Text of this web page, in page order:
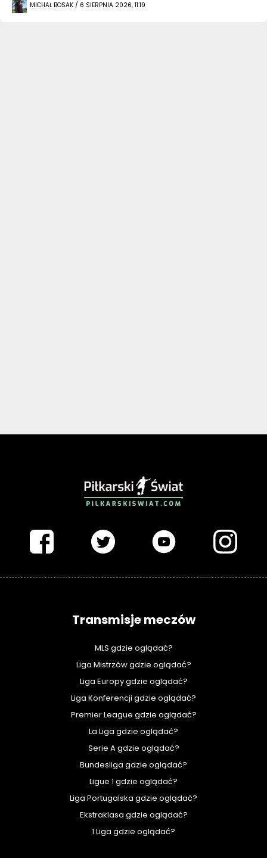
MICHAŁ BOSAK / 6 SIERPNIA 2026, 11:19
Transmisje meczów
MLS gdzie oglądać?
Liga Mistrzów gdzie oglądać?
Liga Europy gdzie oglądać?
Liga Konferencji gdzie oglądać?
Premier League gdzie oglądać?
La Liga gdzie oglądać?
Serie A gdzie oglądać?
Bundesliga gdzie oglądać?
Ligue 1 gdzie oglądać?
Liga Portugalska gdzie oglądać?
Ekstraklasa gdzie oglądać?
1 Liga gdzie oglądać?